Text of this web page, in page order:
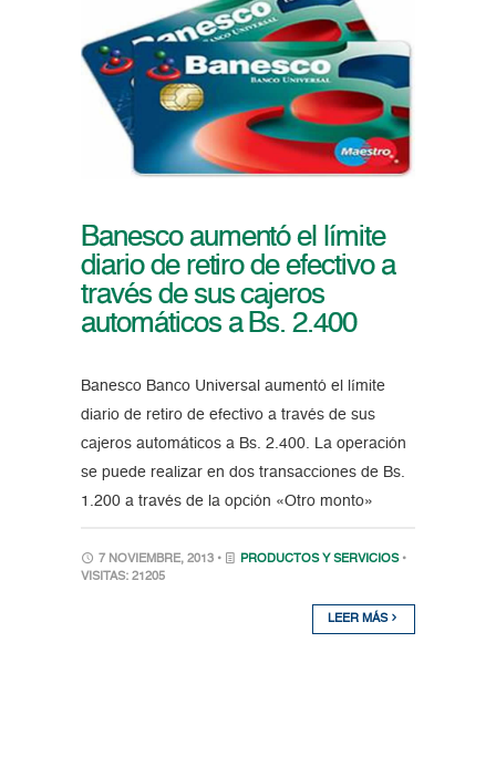
Banesco aumentó el límite
diario de retiro de efectivo a
través de sus cajeros
automáticos a Bs. 2.400
Banesco Banco Universal aumentó el límite
diario de retiro de efectivo a través de sus
cajeros automáticos a Bs. 2.400. La operación
se puede realizar en dos transacciones de Bs.
1.200 a través de la opción «Otro monto»
7 NOVIEMBRE, 2013 • PRODUCTOS Y SERVICIOS •
VISITAS: 21205
LEER MÁS